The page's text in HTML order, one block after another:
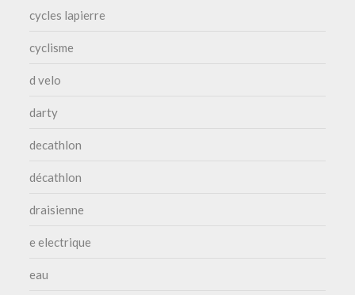
cycles lapierre
cyclisme
d velo
darty
decathlon
décathlon
draisienne
e electrique
eau